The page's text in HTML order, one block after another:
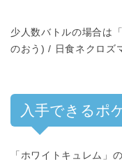
少人数バトルの場合は
のおう) / 日食ネクロズ
入手できるポ
「ホワイトキュレム」